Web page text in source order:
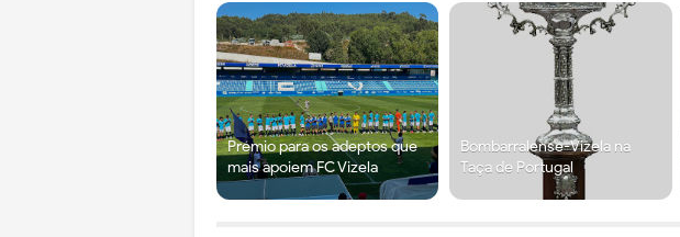
Prémio para os adeptos que
mais apoiem FC Vizela
Bombarralense-Vizela na
Taça de Portugal